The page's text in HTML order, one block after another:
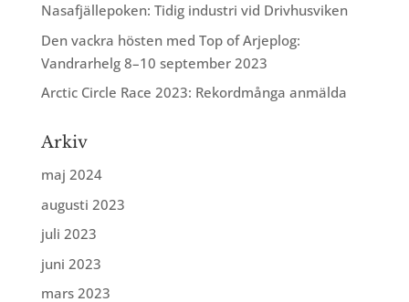
Nasafjällepoken: Tidig industri vid Drivhusviken
Den vackra hösten med Top of Arjeplog:
Vandrarhelg 8–10 september 2023
Arctic Circle Race 2023: Rekordmånga anmälda
Arkiv
maj 2024
augusti 2023
juli 2023
juni 2023
mars 2023